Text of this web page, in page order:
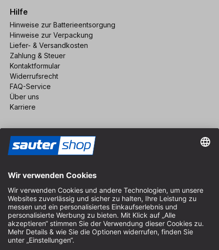
Hilfe
Hinweise zur Batterieentsorgung
Hinweise zur Verpackung
Liefer- & Versandkosten
Zahlung & Steuer
Kontaktformular
Widerrufsrecht
FAQ-Service
Über uns
Karriere
Impressum
AGB
Datenschutz
Cookie-Einstellungen